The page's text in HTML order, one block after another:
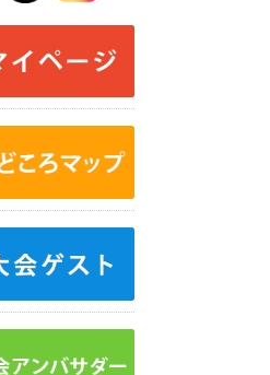
飲食ブース等出店募集